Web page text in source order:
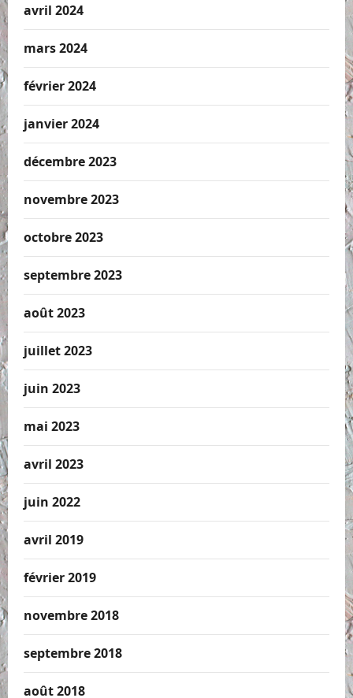
avril 2024
mars 2024
février 2024
janvier 2024
décembre 2023
novembre 2023
octobre 2023
septembre 2023
août 2023
juillet 2023
juin 2023
mai 2023
avril 2023
juin 2022
avril 2019
février 2019
novembre 2018
septembre 2018
août 2018